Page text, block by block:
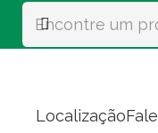
Localização